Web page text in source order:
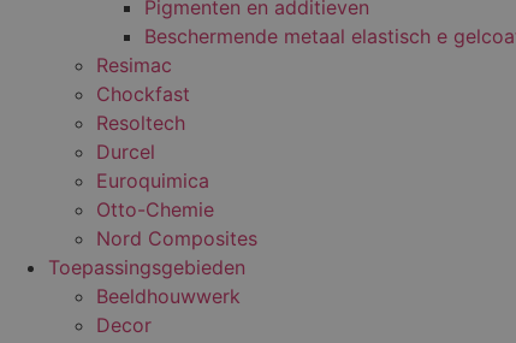
Pigmenten en additieven
Beschermende metaal elastisch e
Resimac
Chockfast
Resoltech
Durcel
Euroquimica
Otto-Chemie
Nord Composites
Toepassingsgebieden
Beeldhouwwerk
Decor